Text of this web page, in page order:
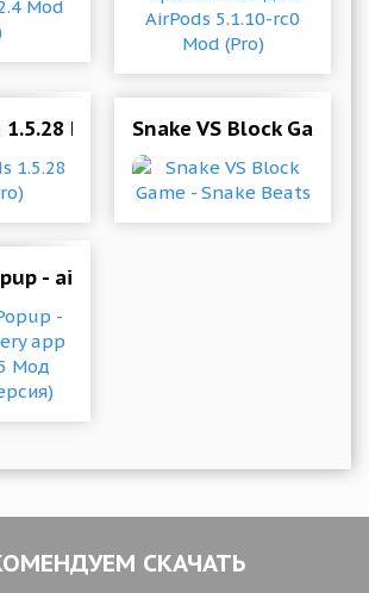
Mod (Pro)Snake VS Block Game -
- airpod battery app 2.6.191125
СКАЧАТЬ